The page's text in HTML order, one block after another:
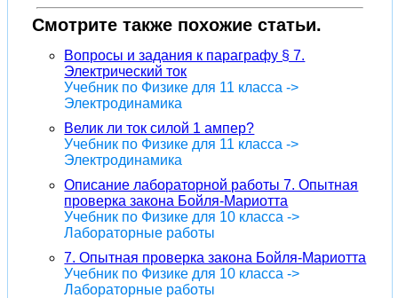
Смотрите также похожие статьи.
Вопросы и задания к параграфу § 7.
Электрический ток
Учебник по Физике для 11 класса ->
Электродинамика
Велик ли ток силой 1 ампер?
Учебник по Физике для 11 класса ->
Электродинамика
Описание лабораторной работы 7. Опытная
проверка закона Бойля-Мариотта
Учебник по Физике для 10 класса ->
Лабораторные работы
7. Опытная проверка закона Бойля-Мариотта
Учебник по Физике для 10 класса ->
Лабораторные работы